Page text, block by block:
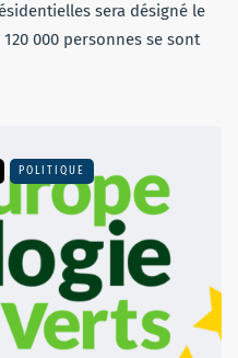
sera désigné le
000 personnes se sont
POLITIQUE